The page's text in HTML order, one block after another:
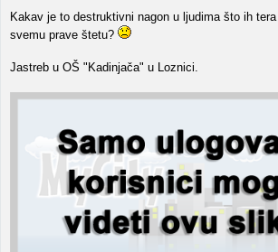
Kakav je to destruktivni nagon u ljudima što ih
svemu prave štetu?
Jastreb u OŠ "Kadinjača" u Loznici.